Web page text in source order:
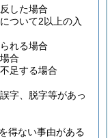
した場合
ついて2以上の入
れる場合
合
足する場合
字、脱字等があっ
得ない事由がある